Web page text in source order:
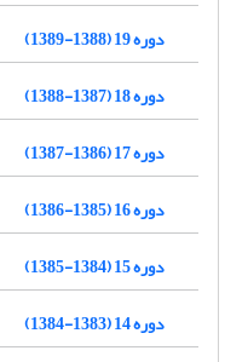
دوره 19 (1388-1389)
دوره 18 (1387-1388)
دوره 17 (1386-1387)
دوره 16 (1385-1386)
دوره 15 (1384-1385)
دوره 14 (1383-1384)